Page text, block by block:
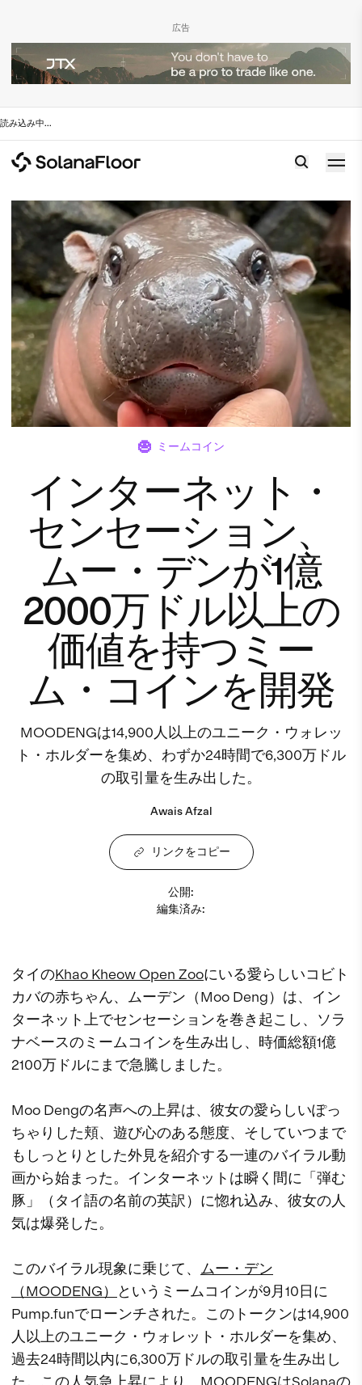
広告
読み込み中...
ミームコイン
インターネット・
センセーション、
ムー・デンが1億
2000万ドル以上の
価値を持つミー
ム・コインを開発
MOODENGは14,900人以上のユニーク・ウォレッ
ト・ホルダーを集め、わずか24時間で6,300万ドル
の取引量を生み出した。
Awais Afzal
リンクをコピー
公開:
編集済み:
タイのKhao Kheow Open Zooにいる愛らしいコビト
カバの赤ちゃん、ムーデン（Moo Deng）は、イン
ターネット上でセンセーションを巻き起こし、ソラ
ナベースのミームコインを生み出し、時価総額1億
2100万ドルにまで急騰しました。
Moo Dengの名声への上昇は、彼女の愛らしいぽっ
ちゃりした頬、遊び心のある態度、そしていつまで
もしっとりとした外見を紹介する一連のバイラル動
画から始まった。インターネットは瞬く間に「弾む
豚」（タイ語の名前の英訳）に惚れ込み、彼女の人
気は爆発した。
このバイラル現象に乗じて、 ムー・デン
（MOODENG）
というミームコインが9月10日に
Pump.funでローンチされた。このトークンは14,900
人以上のユニーク・ウォレット・ホルダーを集め、
過去24時間以内に6,300万ドルの取引量を生み出し
た。この人気急上昇により、MOODENGはSolanaの